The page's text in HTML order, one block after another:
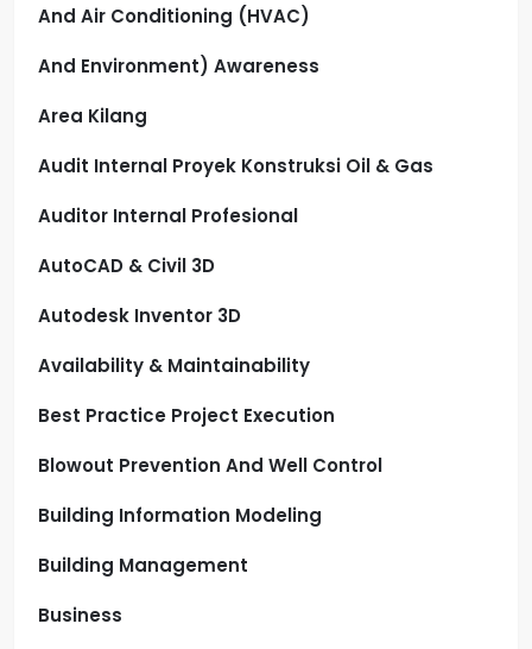
And Air Conditioning (HVAC)
And Environment) Awareness
Area Kilang
Audit Internal Proyek Konstruksi Oil & Gas
Auditor Internal Profesional
AutoCAD & Civil 3D
Autodesk Inventor 3D
Availability & Maintainability
Best Practice Project Execution
Blowout Prevention And Well Control
Building Information Modeling
Building Management
Business